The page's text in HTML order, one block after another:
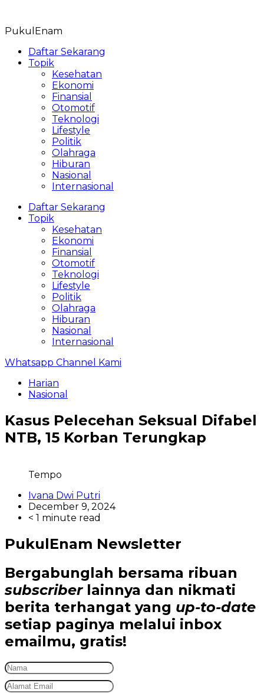
content
PukulEnam
Daftar Sekarang
Topik
Kesehatan
Ekonomi
Finansial
Otomotif
Teknologi
Lifestyle
Politik
Olahraga
Hiburan
Nasional
Internasional
Daftar Sekarang
Topik
Kesehatan
Ekonomi
Finansial
Otomotif
Teknologi
Lifestyle
Politik
Olahraga
Hiburan
Nasional
Internasional
Whatsapp Channel Kami
Harian
Nasional
Kasus Pelecehan Seksual Difabel
NTB, 15 Korban Terungkap
Tempo
Ivana Dwi Putri
December 9, 2024
< 1 minute read
PukulEnam Newsletter
Bergabunglah bersama ribuan
subscriberlainnya dan nikmati
berita terhangat yang up-to-date
setiap paginya melalui inbox
emailmu, gratis!